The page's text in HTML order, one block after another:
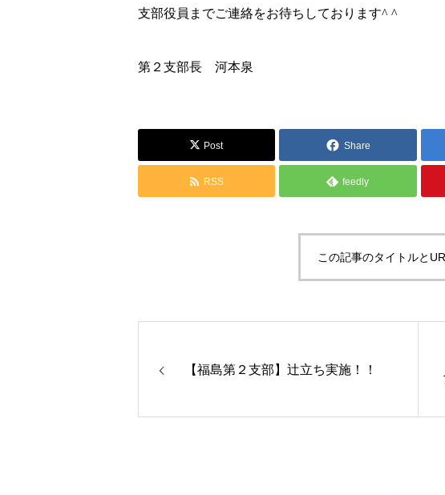
支部役員までご連絡をお待ちしております^ ^
第２支部長 河本泉
Post Share
RSS feedly
この記事のタイトルと
【福島第２支部】辻立ち実施！！